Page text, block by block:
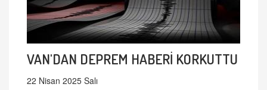
VAN'DAN DEPREM HABERİ KORKUTTU
22 Nisan 2025 Salı